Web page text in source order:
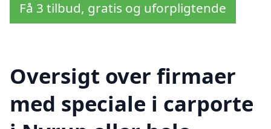
Få 3 tilbud, gratis og uforpligtende
Oversigt over firmaer
med speciale i carporte